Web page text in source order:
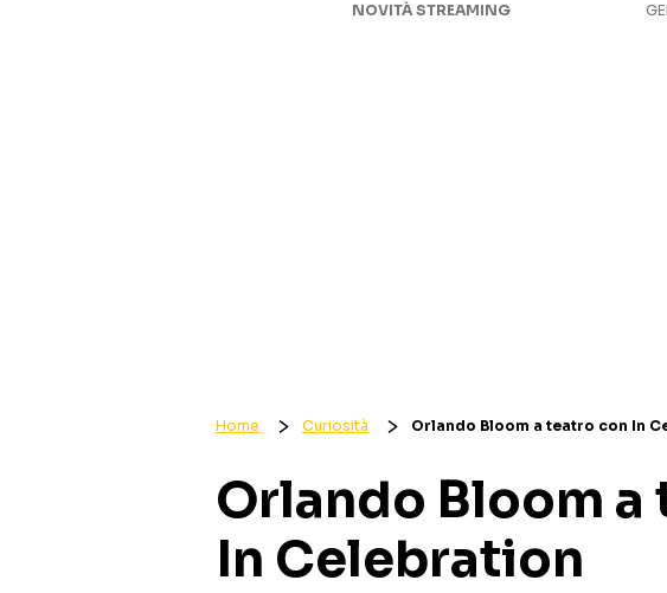
NOVITÀ STREAMING
Home Curiosità Orlando Bloom a teatro con In
Orlando Bloom
In Celebration